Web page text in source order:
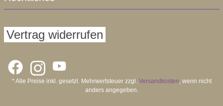
Vertrag widerrufen
* Alle Preise inkl. gesetzl. Mehrwertsteuer zzgl. Versandkosten, wenn nicht
anders angegeben.